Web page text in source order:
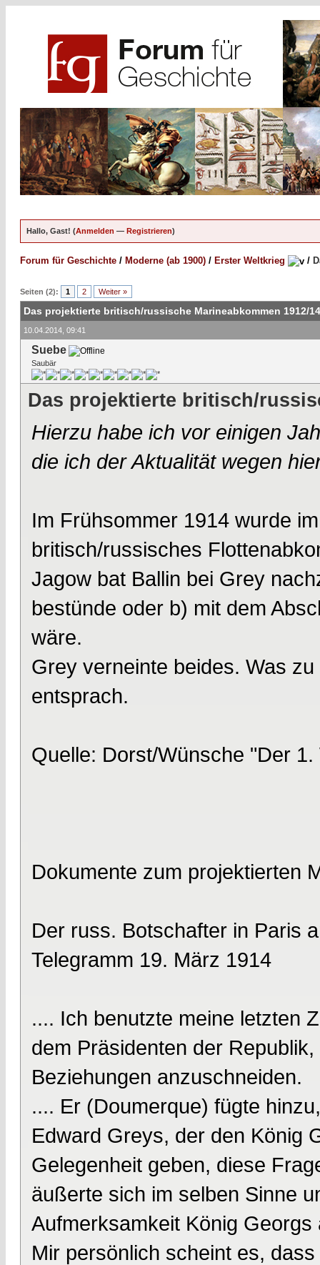
Hallo, Gast! (Anmelden — Registrieren)
Forum für Geschichte / Moderne (ab 1900) / Erster Weltkrieg /
Seiten (2): 1 2 Weiter »
Das projektierte britisch/russische Marineabkommen 1912/14
10.04.2014, 09:41
Suebe
Saubär
Das projektierte britisch/
Hierzu habe ich vor einigen
die ich der Aktualität wegen
Im Frühsommer 1914 wurde
britisch/russisches
Jagow bat Ballin bei Grey
bestünde oder b) mit dem
wäre.
Grey verneinte beides. Was
entsprach.
Quelle: Dorst/Wünsche "Der
Dokumente zum projektierten
Der russ. Botschafter in Paris
Telegramm 19. März 1914
.... Ich benutzte meine letzten
dem Präsidenten der
Beziehungen anzuschneiden.
.... Er (Doumerque) fügte
Edward Greys, der den König
Gelegenheit geben, diese
äußerte sich im selben Sinne
Aufmerksamkeit König
Mir persönlich scheint es,